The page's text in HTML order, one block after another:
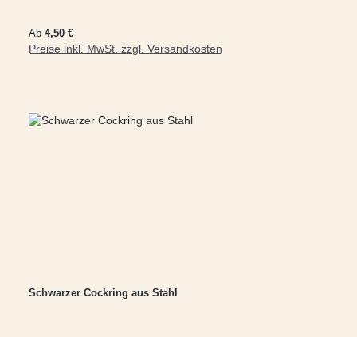
Regulärer Preis:
Ab 4,50 €
Preise inkl. MwSt. zzgl. Versandkosten
Schwarzer Cockring aus Stahl